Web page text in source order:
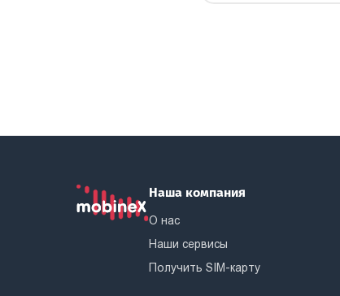
Наша компания
О нас
Наши сервисы
Получить SIM-карту